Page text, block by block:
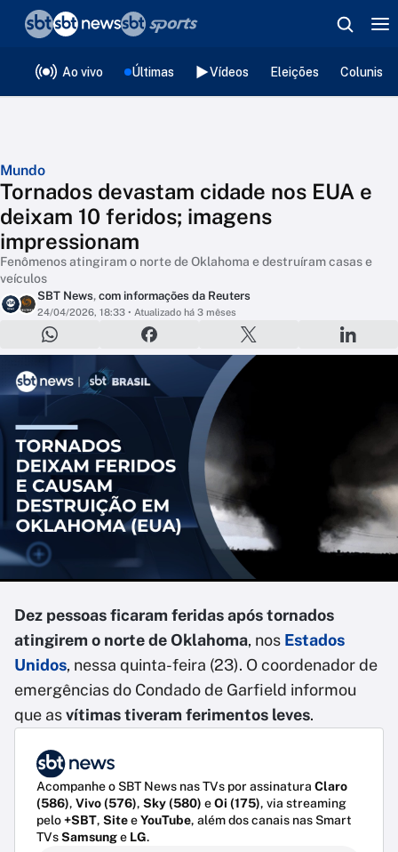
Ao vivo Últimas Vídeos Eleições
Mundo
Tornados devastam cidade nos EUA e
deixam 10 feridos; imagens
impressionam
Fenômenos atingiram o norte de Oklahoma e destruíram casas e
veículos
SBT News, com informações da Reuters
24/04/2026, 18:33 • Atualizado há 3 mêses
Dez pessoas ficaram feridas após tornados
atingirem o norte de Oklahoma, nos Estados
Unidos, nessa quinta-feira (23). O coordenador de
emergências do Condado de Garfield informou
que asvítimas tiveram ferimentos leves.
Acompanhe o SBT News nas TVs por assinatura Claro
(586), Vivo (576), Sky (580) eOi (175), via streaming
pelo+SBT, SiteeYouTube, além dos canais nas Smart
TVsSamsunge LG.
❮voltar
Editorias